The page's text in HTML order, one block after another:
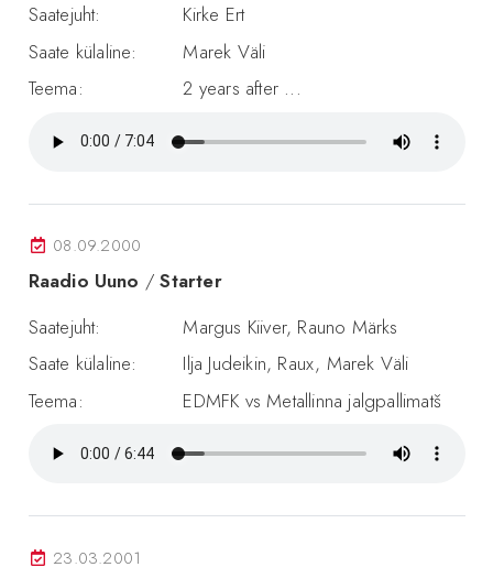
Saatejuht:
Kirke Ert
Saate külaline:
Marek Väli
Teema:
2 years after ...
08.09.2000
Raadio Uuno /Starter
Saatejuht:
Margus Kiiver, Rauno Märks
Saate külaline:
Ilja Judeikin, Raux, Marek Väli
Teema:
EDMFK vs Metallinna jalgpallimatš
23.03.2001